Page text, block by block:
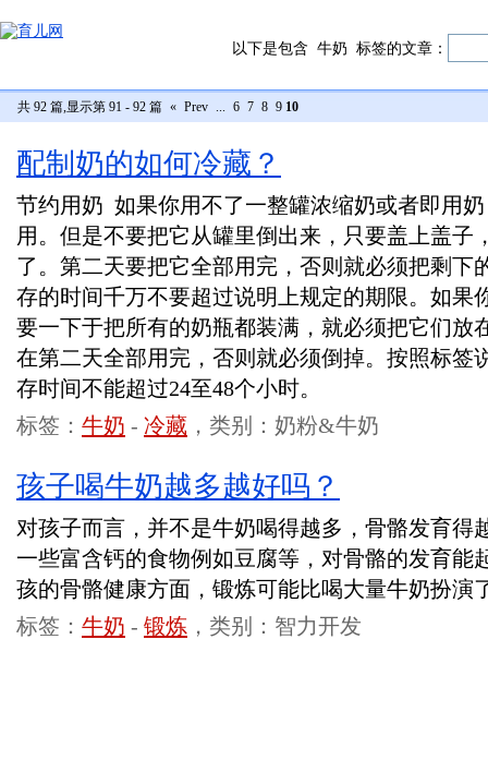
以下是包含 牛奶 标签的文章：
共 92 篇,显示第 91 - 92 篇 « Prev ... 6 7 8 9 10
配制奶的如何冷藏？
节约用奶 如果你用不了一整罐浓缩奶或者即用
用。但是不要把它从罐里倒出来，只要盖上盖子
了。第二天要把它全部用完，否则就必须把剩下
存的时间千万不要超过说明上规定的期限。如果
要一下于把所有的奶瓶都装满，就必须把它们放
在第二天全部用完，否则就必须倒掉。按照标签
存时间不能超过24至48个小时。
标签： 牛奶 - 冷藏 ，类别：奶粉&牛奶
孩子喝牛奶越多越好吗？
对孩子而言，并不是牛奶喝得越多，骨骼发育得
一些富含钙的食物例如豆腐等，对骨骼的发育能
孩的骨骼健康方面，锻炼可能比喝大量牛奶扮演
标签： 牛奶 - 锻炼 ，类别：智力开发